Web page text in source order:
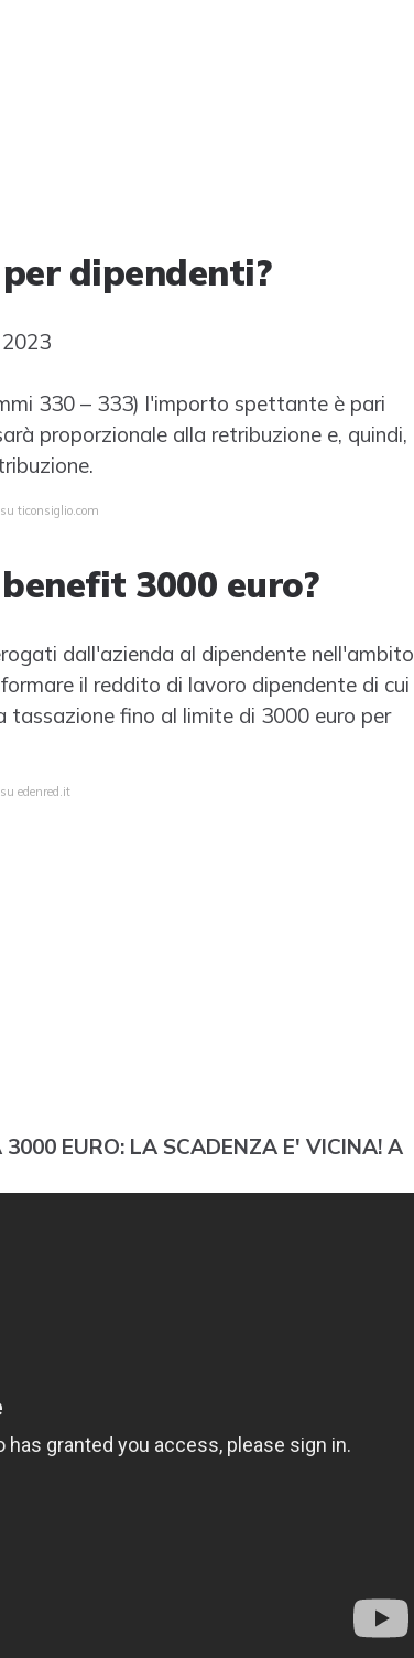
dipendenti?
330 – 333) l'importo spettante è pari
proporzionale alla retribuzione e, quindi,
ticonsiglio.com
3000 euro?
dall'azienda al dipendente nell'ambito
il reddito di lavoro dipendente di cui
fino al limite di 3000 euro per
edenred.it
EURO: LA SCADENZA E' VICINA! A